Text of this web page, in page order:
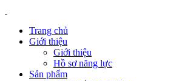
Trang chủ
Giới thiệu
Giới thiệu
Hồ sơ năng lực
Sản phẩm